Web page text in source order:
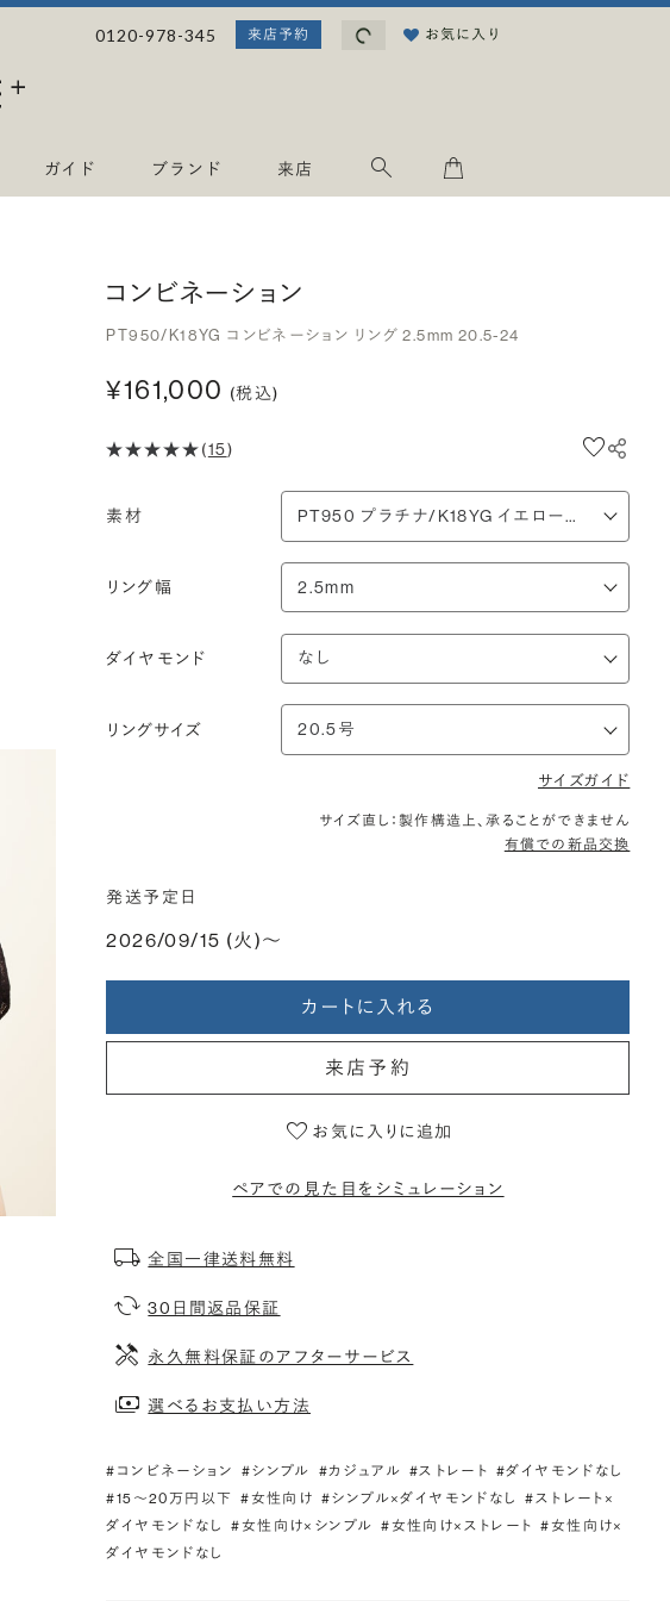
0120-978-345 来店予約 読み込み中...お気に入り
ガイド ブランド 来店
コンビネーション
PT950/K18YG コンビネーション リング 2.5mm 20.5-24
¥161,000 (税込)
(15)
素材
リング幅
ダイヤモンド
リングサイズ
サイズガイド
サイズ直し：製作構造上、承ることができません
有償での新品交換
発送予定日
2026/09/15 (火)〜
カートに入れる
来店予約
お気に入りに追加
ペアでの見た目をシミュレーション
全国一律送料無料
30日間返品保証
永久無料保証のアフターサービス
選べるお支払い方法
#コンビネーション #シンプル #カジュアル #ストレート #ダイヤモンドなし
#15〜20万円以下 #女性向け #シンプル×ダイヤモンドなし
#ストレート×
ダイヤモンドなし
#女性向け×シンプル #女性向け×ストレート
#女性向け×
ダイヤモンドなし